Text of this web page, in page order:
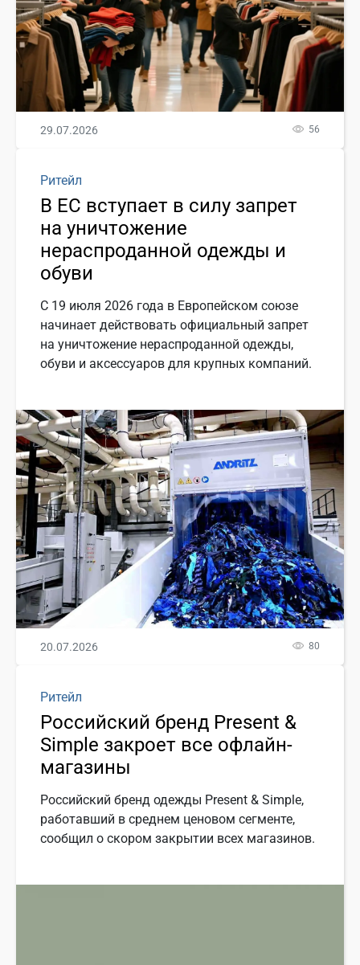
29.07.2026 56
Ритейл
В ЕС вступает в силу запрет
на уничтожение
нераспроданной одежды и
обуви
С 19 июля 2026 года в Европейском союзе
начинает действовать официальный запрет
на уничтожение нераспроданной одежды,
обуви и аксессуаров для крупных компаний.
20.07.2026 80
Ритейл
Российский бренд Present &
Simple закроет все офлайн-
магазины
Российский бренд одежды Present & Simple,
работавший в среднем ценовом сегменте,
сообщил о скором закрытии всех магазинов.